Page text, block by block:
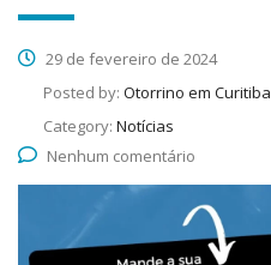
29 de fevereiro de 2024
Posted by: Otorrino em Curitiba
Category: Notícias
Nenhum comentário